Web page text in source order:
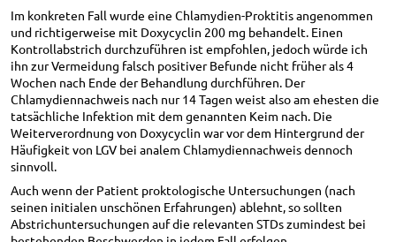
Im konkreten Fall wurde eine Chlamydien-Proktitis angenommen
und richtigerweise mit Doxycyclin 200 mg behandelt. Einen
Kontrollabstrich durchzuführen ist empfohlen, jedoch würde ich
ihn zur Vermeidung falsch positiver Befunde nicht früher als 4
Wochen nach Ende der Behandlung durchführen. Der
Chlamydiennachweis nach nur 14 Tagen weist also am ehesten die
tatsächliche Infektion mit dem genannten Keim nach. Die
Weiterverordnung von Doxycyclin war vor dem Hintergrund der
Häufigkeit von LGV bei analem Chlamydiennachweis dennoch
sinnvoll.
Auch wenn der Patient proktologische Untersuchungen (nach
seinen initialen unschönen Erfahrungen) ablehnt, so sollten
Abstrichuntersuchungen auf die relevanten STDs zumindest bei